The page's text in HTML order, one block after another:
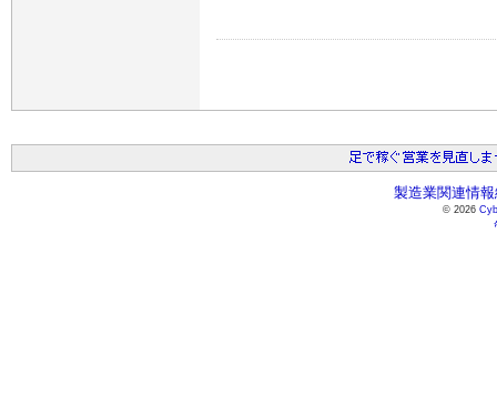
製造業関連情
© 2026